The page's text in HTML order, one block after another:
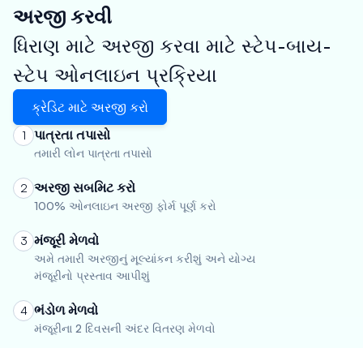
અરજી કરવી
ધિરાણ માટે અરજી કરવા માટે સ્ટેપ-બાય-
સ્ટેપ ઓનલાઇન પ્રક્રિયા
ક્રેડિટ માટે અરજી કરો
1 પાત્રતા તપાસો
તમારી લોન પાત્રતા તપાસો
2 અરજી સબમિટ કરો
100% ઓનલાઇન અરજી ફોર્મ પૂર્ણ કરો
3 મંજૂરી મેળવો
અમે તમારી અરજીનું મૂલ્યાંકન કરીશું અને યોગ્ય
મંજૂરીનો પ્રસ્તાવ આપીશું
4 ભંડોળ મેળવો
મંજૂરીના 2 દિવસની અંદર વિતરણ મેળવો